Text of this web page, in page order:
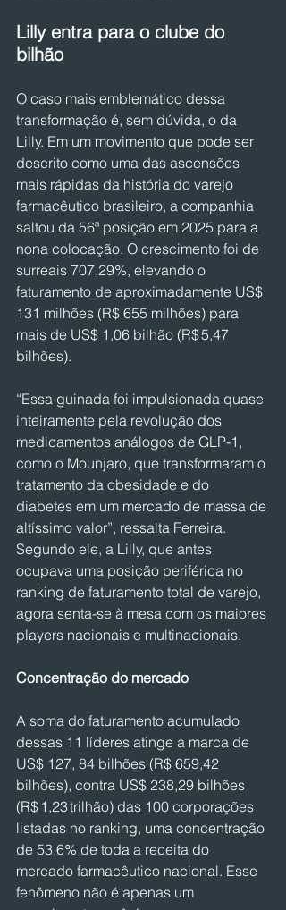
Lilly entra para o clube do
bilhão
O caso mais emblemático dessa
transformação é, sem dúvida, o da
Lilly. Em um movimento que pode ser
descrito como uma das ascensões
mais rápidas da história do varejo
farmacêutico brasileiro, a companhia
saltou da 56ª posição em 2025 para a
nona colocação. O crescimento foi de
surreais 707,29%, elevando o
faturamento de aproximadamente US$
131 milhões (R$ 655 milhões) para
mais de US$ 1,06 bilhão (R$ 5,47
bilhões).
“Essa guinada foi impulsionada quase
inteiramente pela revolução dos
medicamentos análogos de GLP-1,
como o Mounjaro, que transformaram o
tratamento da obesidade e do
diabetes em um mercado de massa de
altíssimo valor”, ressalta Ferreira.
Segundo ele, a Lilly, que antes
ocupava uma posição periférica no
ranking de faturamento total de varejo,
agora senta-se à mesa com os maiores
players nacionais e multinacionais.
Concentração do mercado
A soma do faturamento acumulado
dessas 11 líderes atinge a marca de
US$ 127, 84 bilhões (R$ 659,42
bilhões), contra US$ 238,29 bilhões
(R$ 1,23 trilhão) das 100 corporações
listadas no ranking, uma concentração
de 53,6% de toda a receita do
mercado farmacêutico nacional. Esse
fenômeno não é apenas um